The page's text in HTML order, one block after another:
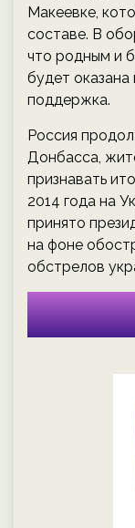
Макеевке,
составе. В
что родным и
будет
поддержка.
Россия
Донбасса,
признавать
2014 года на
принято
на фоне
обстрелов